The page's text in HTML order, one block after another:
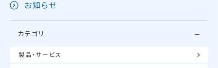
お知らせ
カテゴリ
製品・サービス